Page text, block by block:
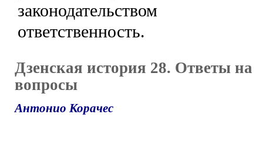
законодательством
ответственность.
Дзенская история 28. Ответы на
вопросы
Антонио Корачес